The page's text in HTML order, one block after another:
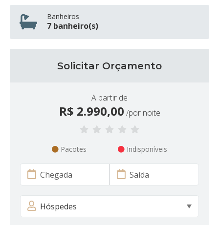
Banheiros
7 banheiro(s)
Solicitar Orçamento
A partir de
R$ 2.990,00 /por noite
Pacotes Indisponíveis